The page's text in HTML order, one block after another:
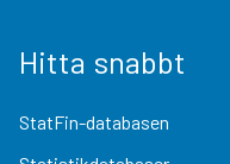
Hitta snabbt
StatFin-databasen